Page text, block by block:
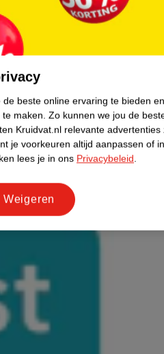
beste online ervaring te bieden
te maken. Zo kunnen we jou de
Kruidvat.nl relevante advertenties
je voorkeuren altijd aanpassen of
lees je in ons Privacybeleid.
Weigeren